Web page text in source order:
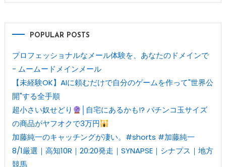
POPULAR POSTS
プロフェッショナルなメール体験を、あなたのドメインで
- ムームードメインメール
【未経験OK】AIに頼むだけで自分のゲームを作って"世界公
開"する全手順
超小さい奴せどり
│自宅にあるかも!? パチンコ玉サイズ
の商品がヤフオクで3万円
加藤純一のキャッチングが凄い。#shorts #加藤純一
8/1厳選｜高知10R｜20:20発走｜SYNAPSE｜シナプス｜地方
競馬